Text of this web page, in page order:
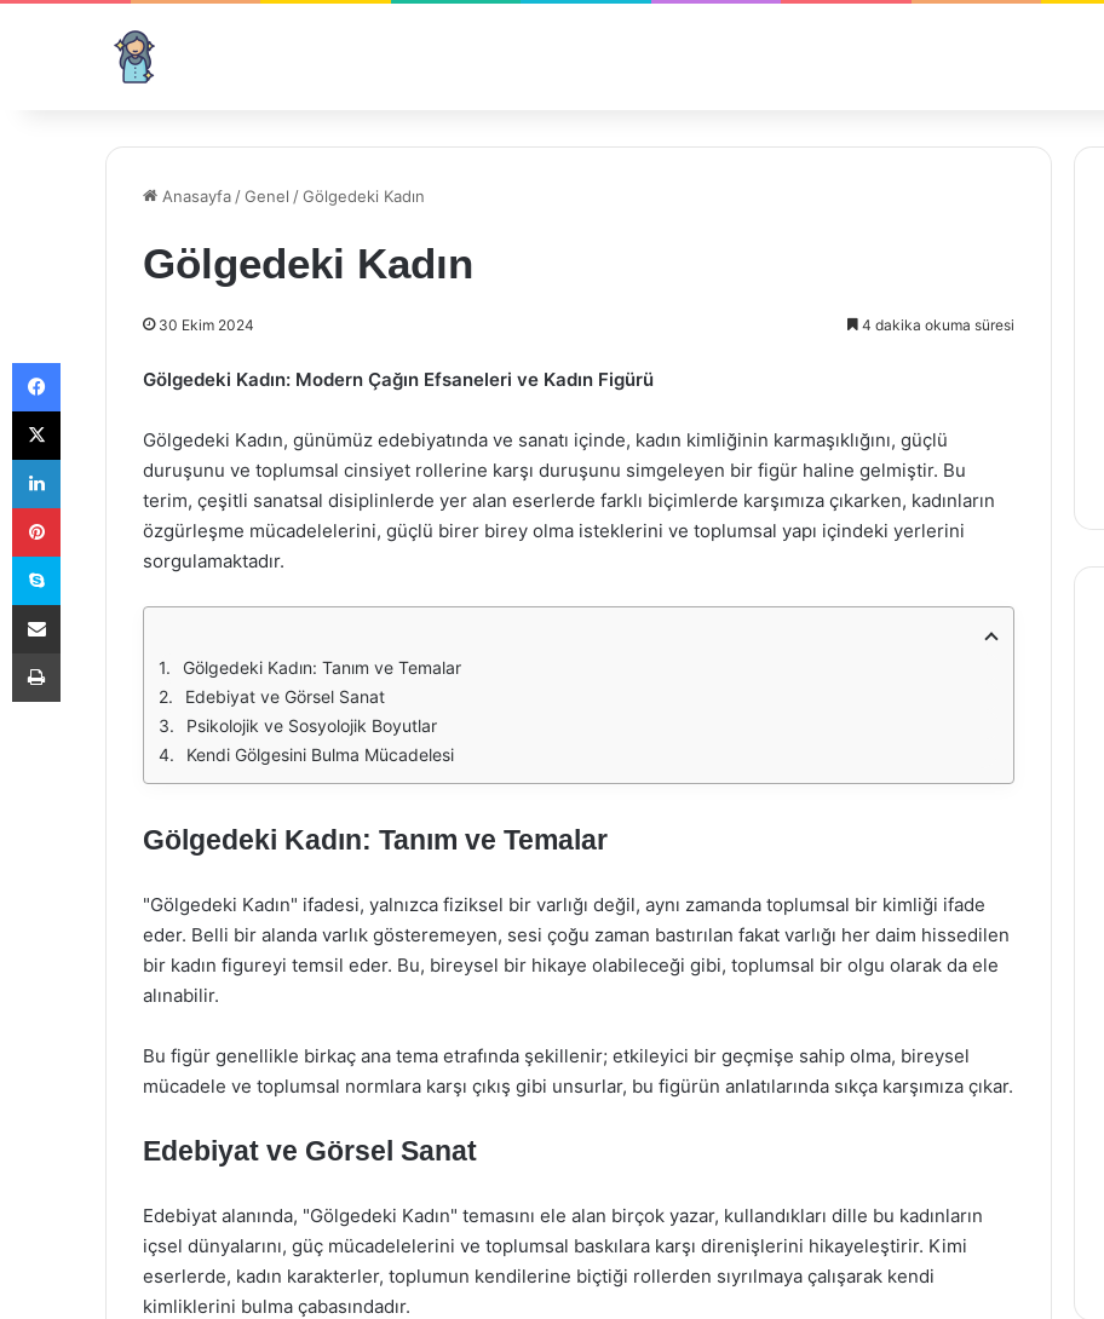
Anasayfa /Genel /Gölgedeki Kadın
Gölgedeki Kadın
30 Ekim 2024 4 dakika okuma süresi
Gölgedeki Kadın: Modern Çağın Efsaneleri ve Kadın Figürü
Gölgedeki Kadın, günümüz edebiyatında ve sanatı içinde, kadın kimliğinin karmaşıklığını, güçlü
duruşunu ve toplumsal cinsiyet rollerine karşı duruşunu simgeleyen bir figür haline gelmiştir. Bu
terim, çeşitli sanatsal disiplinlerde yer alan eserlerde farklı biçimlerde karşımıza çıkarken, kadınların
özgürleşme mücadelelerini, güçlü birer birey olma isteklerini ve toplumsal yapı içindeki yerlerini
sorgulamaktadır.
Gölgedeki Kadın: Tanım ve Temalar
Edebiyat ve Görsel Sanat
Psikolojik ve Sosyolojik Boyutlar
Kendi Gölgesini Bulma Mücadelesi
Gölgedeki Kadın: Tanım ve Temalar
"Gölgedeki Kadın" ifadesi, yalnızca fiziksel bir varlığı değil, aynı zamanda toplumsal bir kimliği ifade
eder. Belli bir alanda varlık gösteremeyen, sesi çoğu zaman bastırılan fakat varlığı her daim hissedilen
bir kadın figureyi temsil eder. Bu, bireysel bir hikaye olabileceği gibi, toplumsal bir olgu olarak da ele
alınabilir.
Bu figür genellikle birkaç ana tema etrafında şekillenir; etkileyici bir geçmişe sahip olma, bireysel
mücadele ve toplumsal normlara karşı çıkış gibi unsurlar, bu figürün anlatılarında sıkça karşımıza çıkar.
Edebiyat ve Görsel Sanat
Edebiyat alanında, "Gölgedeki Kadın" temasını ele alan birçok yazar, kullandıkları dille bu kadınların
içsel dünyalarını, güç mücadelelerini ve toplumsal baskılara karşı direnişlerini hikayeleştirir. Kimi
eserlerde, kadın karakterler, toplumun kendilerine biçtiği rollerden sıyrılmaya çalışarak kendi
kimliklerini bulma çabasındadır.
Facebook
X
LinkedIn
Pinterest
Skype
E-Posta ile paylaş